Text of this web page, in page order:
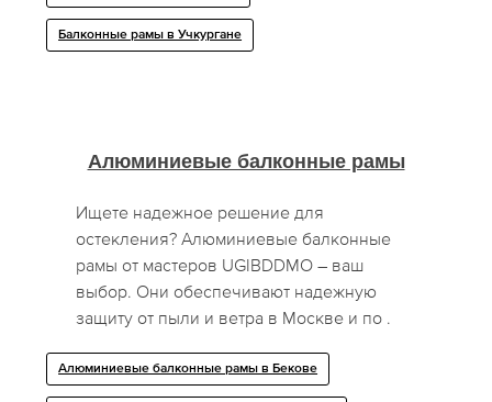
Балконные рамы в Учкургане
Алюминиевые балконные рамы
Ищете надежное решение для
остекления? Алюминиевые балконные
рамы от мастеров UGIBDDMO – ваш
выбор. Они обеспечивают надежную
защиту от пыли и ветра в Москве и по .
Алюминиевые балконные рамы в Бекове